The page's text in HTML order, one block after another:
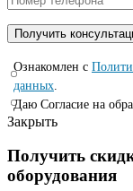
Ознакомлен с
данных
Даю Согласие на
Закрыть
Получить
оборудования